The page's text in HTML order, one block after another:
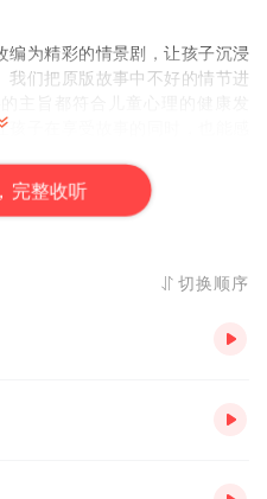
编为精彩的情景剧，让孩子沉浸
我们把原版故事中不好的情节进
孩子在享受故事的同时，也能感
完整收听
切换顺序